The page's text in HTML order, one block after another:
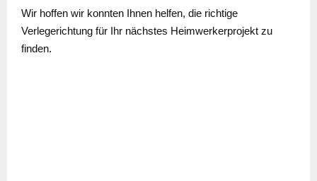
Wir hoffen wir konnten Ihnen helfen, die richtige
Verlegerichtung für Ihr nächstes Heimwerkerprojekt zu
finden.